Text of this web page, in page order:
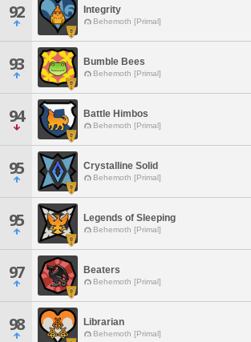
92 Integrity
Behemoth [Primal]
93 Bumble Bees
Behemoth [Primal]
94 Battle Himbos
Behemoth [Primal]
95 Crystalline Solid
Behemoth [Primal]
95 Legends of Sleeping
Behemoth [Primal]
97 Beaters
Behemoth [Primal]
98 Librarian
Behemoth [Primal]